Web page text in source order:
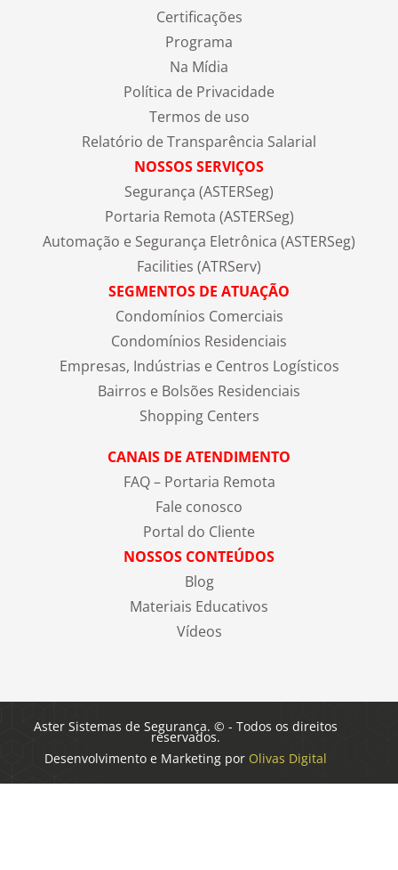
Certificações
Programa
Na Mídia
Política de Privacidade
Termos de uso
Relatório de Transparência Salarial
NOSSOS SERVIÇOS
Segurança (ASTERSeg)
Portaria Remota (ASTERSeg)
Automação e Segurança Eletrônica (ASTERSeg)
Facilities (ATRServ)
SEGMENTOS DE ATUAÇÃO
Condomínios Comerciais
Condomínios Residenciais
Empresas, Indústrias e Centros Logísticos
Bairros e Bolsões Residenciais
Shopping Centers
CANAIS DE ATENDIMENTO
FAQ – Portaria Remota
Fale conosco
Portal do Cliente
NOSSOS CONTEÚDOS
Blog
Materiais Educativos
Vídeos
Aster Sistemas de Segurança. © - Todos os direitos
reservados.
Desenvolvimento e Marketing por Olivas Digital